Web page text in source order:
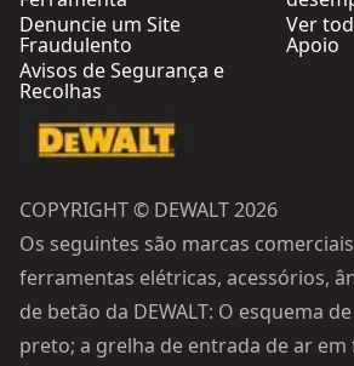
Denuncie um Site
Fraudulento
Avisos de Segurança e
Recolhas
Ver
Apoio
COPYRIGHT © DEWALT 2026
Os seguintes são marcas
ferramentas elétricas, acessórios,
de betão da DEWALT: O esquema
preto; a grelha de entrada de ar em